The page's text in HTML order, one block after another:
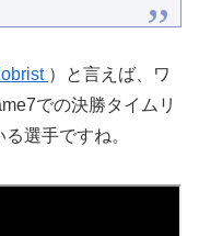
）と言えば、ワ
での決勝タイムリ
選手ですね。